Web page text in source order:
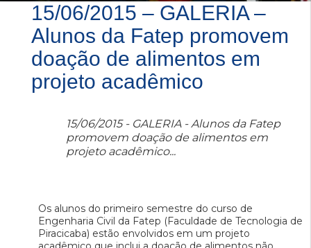
15/06/2015 – GALERIA –
Alunos da Fatep promovem
doação de alimentos em
projeto acadêmico
15/06/2015 - GALERIA - Alunos da Fatep
promovem doação de alimentos em
projeto acadêmico...
Os alunos do primeiro semestre do curso de
Engenharia Civil da Fatep (Faculdade de Tecnologia de
Piracicaba) estão envolvidos em um projeto